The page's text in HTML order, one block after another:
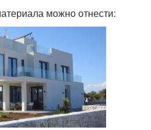
можно отнести: